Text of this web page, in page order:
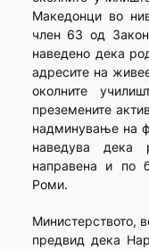
Македонци во
член 63 од
наведено дека
адресите на
околните
преземените
надминување на
наведува дека
направена и по
Роми.
Министерството,
предвид дека